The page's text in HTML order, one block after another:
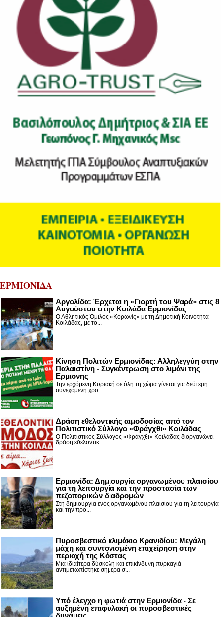
ΕΡΜΙΟΝΙΔΑ
Αργολίδα: Έρχεται η «Γιορτή του Ψαρά» στις 8
Αυγούστου στην Κοιλάδα Ερμιονίδας
Ο Αθλητικός Όμιλος «Κορωνίς» με τη Δημοτική Κοινότητα
Κοιλάδας, με το...
Κίνηση Πολιτών Ερμιονίδας: Αλληλεγγύη στην
Παλαιστίνη - Συγκέντρωση στο λιμάνι της
Ερμιόνης
Την ερχόμενη Κυριακή σε όλη τη χώρα γίνεται για δεύτερη
συνεχόμενη χρο...
Δράση εθελοντικής αιμοδοσίας από τον
Πολιτιστικό Σύλλογο «Φράγχθι» Κοιλάδας
Ο Πολιτιστικός Σύλλογος «Φράγχθι» Κοιλάδας διοργανώνει
δράση εθελοντικ...
Ερμιονίδα: Δημιουργία οργανωμένου πλαισίου
για τη λειτουργία και την προστασία των
πεζοπορικών διαδρομών
Στη δημιουργία ενός οργανωμένου πλαισίου για τη λειτουργία
και την προ...
Πυροσβεστικό κλιμάκιο Κρανιδίου: Μεγάλη
μάχη και συντονισμένη επιχείρηση στην
περιοχή της Κόστας
Μια ιδιαίτερα δύσκολη και επικίνδυνη πυρκαγιά
αντιμετωπίστηκε σήμερα σ...
Υπό έλεγχο η φωτιά στην Ερμιονίδα - Σε
αυξημένη επιφυλακή οι πυροσβεστικές